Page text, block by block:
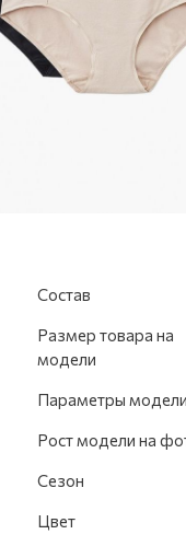
Состав
Размер товара на
модели
Параметры модели
Рост модели на
Сезон
Цвет